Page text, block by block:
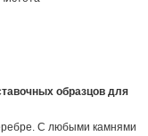
образцов для
С любыми камнями